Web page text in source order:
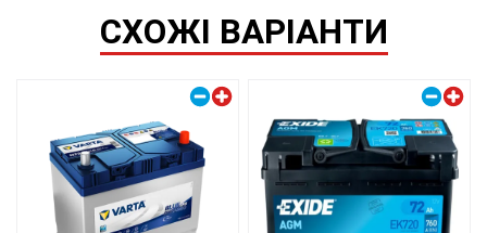
СХОЖІ ВАРІАНТИ